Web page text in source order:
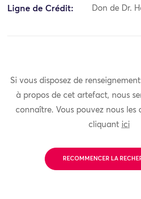
Ligne de Crédit: Don de Dr.
Si vous disposez de
à propos de cet artefact, nous
connaître. Vous pouvez nous les
cliquant ici
RECOMMENCER LA